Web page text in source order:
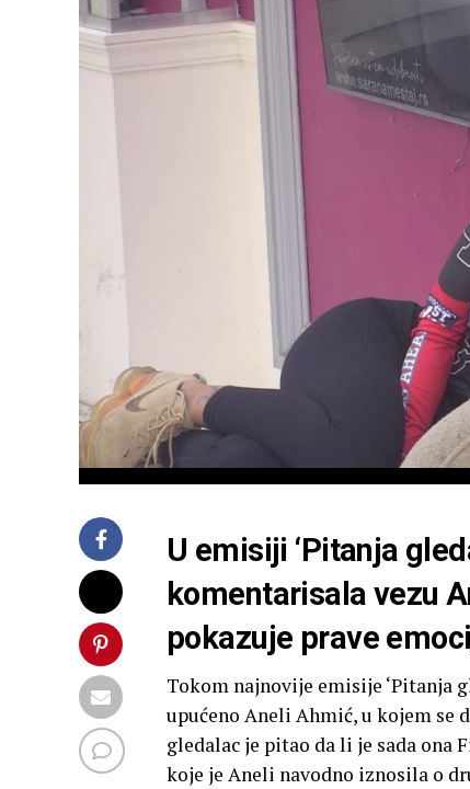
U emisiji ‘Pitanja
komentarisala vezu
pokazuje prave
Tokom najnovije emisije ‘Pitanja
upućeno Aneli Ahmić, u kojem se
gledalac je pitao da li je sada ona
koje je Aneli navodno iznosila o